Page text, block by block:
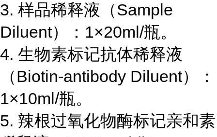
3. 样品稀释液（Sample
Diluent）： 1×20ml/瓶。
4. 生物素标记抗体稀释液
（Biotin-antibody Diluent）：
1×10ml/瓶。
5. 辣根过氧化物酶标记亲和素